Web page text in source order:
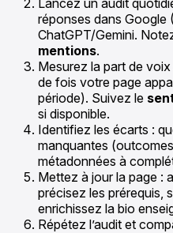
réponses dans
ChatGPT/Gemini.
mentions.
Mesurez la part de
de fois votre page
période). Suivez le
si disponible.
Identifiez les écarts :
manquantes
métadonnées à
Mettez à jour la page :
précisez les prérequis,
enrichissez la bio
Répétez l’audit et